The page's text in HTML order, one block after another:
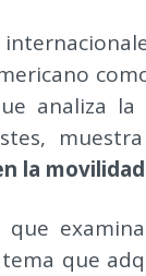
analiza
muestra
la
que